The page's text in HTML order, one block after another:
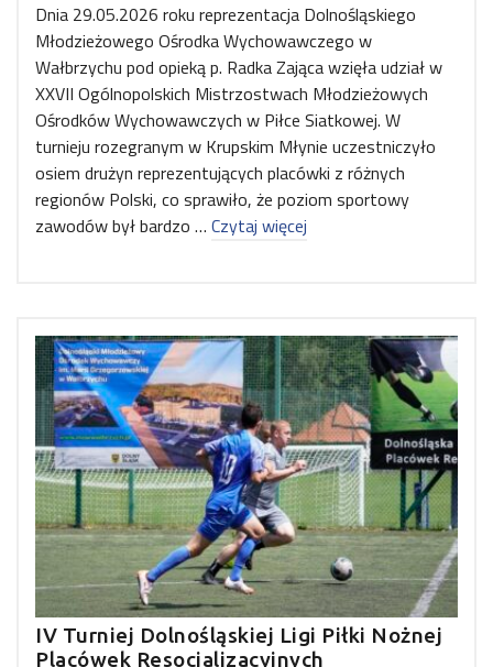
Dnia 29.05.2026 roku reprezentacja Dolnośląskiego
Młodzieżowego Ośrodka Wychowawczego w
Wałbrzychu pod opieką p. Radka Zająca wzięła udział w
XXVII Ogólnopolskich Mistrzostwach Młodzieżowych
Ośrodków Wychowawczych w Piłce Siatkowej. W
turnieju rozegranym w Krupskim Młynie uczestniczyło
osiem drużyn reprezentujących placówki z różnych
regionów Polski, co sprawiło, że poziom sportowy
zawodów był bardzo … Czytaj więcej
IV Turniej Dolnośląskiej Ligi Piłki Nożnej
Placówek Resocjalizacyjnych